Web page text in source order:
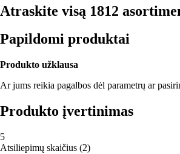
Atraskite visą 1812
Papildomi produktai
Produkto užklausa
Ar jums reikia pagalbos dėl parametrų ar
Produkto įvertinimas
5
Atsiliepimų skaičius (2)